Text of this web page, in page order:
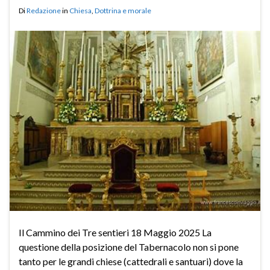
DiRedazionein Chiesa Dottrina e morale
Il Cammino dei Tre sentieri 18 Maggio 2025 La
questione della posizione del Tabernacolo non si pone
tanto per le grandi chiese (cattedrali e santuari) dove la